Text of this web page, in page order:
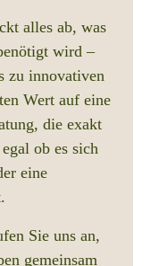
alles ab, was
wird –
zu innovativen
Wert auf eine
die exakt
ob es sich
eine
Sie uns an,
gemeinsam